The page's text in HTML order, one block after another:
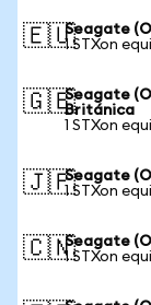
🇪🇺Seagate
1 STXon
🇬🇧Seagate
Británica
1 STXon
🇯🇵Seagate
1 STXon
🇨🇳Seagate
1 STXon